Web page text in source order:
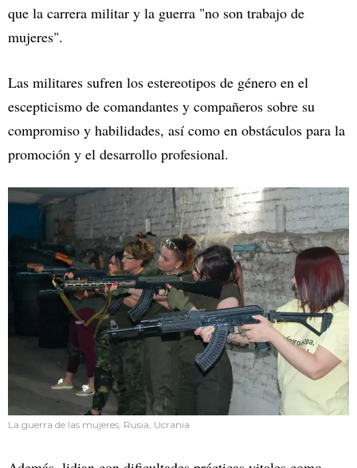
que la carrera militar y la guerra "no son trabajo de
mujeres".
Las militares sufren los estereotipos de género en el
escepticismo de comandantes y compañeros sobre su
compromiso y habilidades, así como en obstáculos para la
promoción y el desarrollo profesional.
La guerra de las mujeres, Rusia, Ucrania